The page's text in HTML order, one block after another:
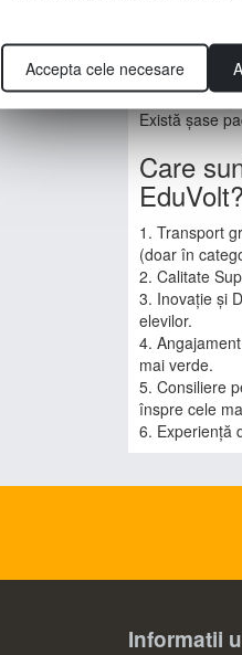
2. Provocări
3.
Există șase
Care
EduVolt?
1. Transport
(doar în
2. Calitate
3. Inovație și
elevilor.
4.
mai verde.
5. Consiliere
înspre cele
6. Experiență
Informatii
Accepta cele necesare